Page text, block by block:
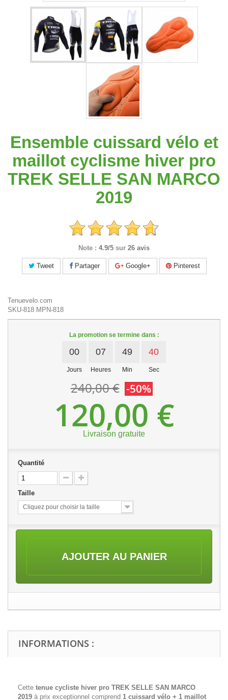
Ensemble cuissard vélo et
maillot cyclisme hiver pro
TREK SELLE SAN MARCO
2019
Note : 4.9/5 sur 26 avis
Tweet Partager Google+ Pinterest
Tenuevelo.com
SKU-818 MPN-818
La promotion se termine dans :
00
Jours
07
Heures
49
Min
40
Sec
240,00 € -50%
120,00 €
Livraison gratuite
Quantité
Taille
Cliquez pour choisir la taille
AJOUTER AU PANIER
INFORMATIONS :
Cette tenue cycliste hiver pro TREK SELLE SAN MARCO
2019 à prix exceptionnel comprend 1 cuissard vélo + 1 maillot